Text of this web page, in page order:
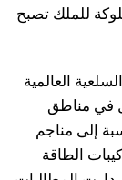
للملك تصبح
العالمية
في مناطق
إلى مناجم
الطاقة